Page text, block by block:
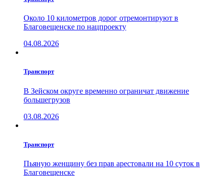
Около 10 километров дорог отремонтируют в
Благовещенске по нацпроекту
04.08.2026
Транспорт
В Зейском округе временно ограничат движение
большегрузов
03.08.2026
Транспорт
Пьяную женщину без прав арестовали на 10 суток в
Благовещенске